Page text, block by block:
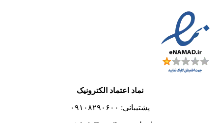
نماد اعتماد الکترونیک
پشتیبانی: ۰۹۱۰۸۲۹۰۶۰۰